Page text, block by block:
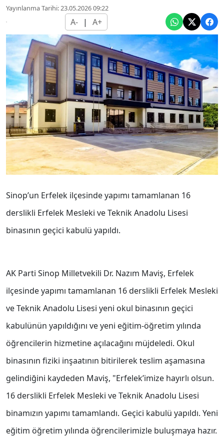
Yayınlanma Tarihi: 23.05.2026 09:22
A- | A+
Sinop’un Erfelek ilçesinde yapımı tamamlanan 16
derslikli Erfelek Mesleki ve Teknik Anadolu Lisesi
binasının geçici kabulü yapıldı.
AK Parti Sinop Milletvekili Dr. Nazım Maviş, Erfelek
ilçesinde yapımı tamamlanan 16 derslikli Erfelek Mesleki
ve Teknik Anadolu Lisesi yeni okul binasının geçici
kabulünün yapıldığını ve yeni eğitim-öğretim yılında
öğrencilerin hizmetine açılacağını müjdeledi. Okul
binasının fiziki inşaatının bitirilerek teslim aşamasına
gelindiğini kaydeden Maviş, "Erfelek’imize hayırlı olsun.
16 derslikli Erfelek Mesleki ve Teknik Anadolu Lisesi
binamızın yapımı tamamlandı. Geçici kabulü yapıldı. Yeni
eğitim öğretim yılında öğrencilerimizle buluşmaya hazır.